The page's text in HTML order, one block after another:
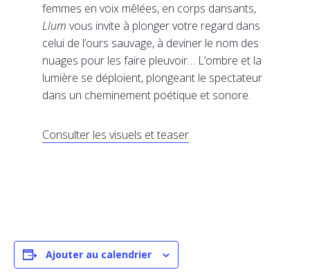
femmes en voix mêlées, en corps dansants,
Llum vous invite à plonger votre regard dans
celui de l’ours sauvage, à deviner le nom des
nuages pour les faire pleuvoir… L’ombre et la
lumière se déploient, plongeant le spectateur
dans un cheminement poétique et sonore.
Consulter les visuels et teaser
Ajouter au calendrier